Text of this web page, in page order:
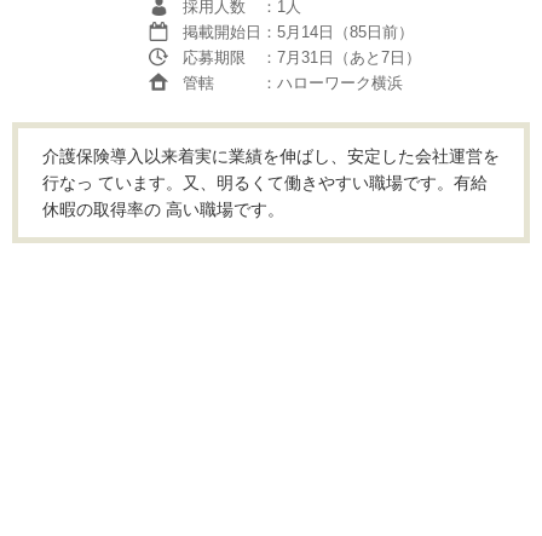
採用人数
：1人
掲載開始日 ：5月14日（85日前）
応募期限
：7月31日（あと7日）
管轄
：ハローワーク横浜
介護保険導入以来着実に業績を伸ばし、安定した会社運営を
行なっ ています。又、明るくて働きやすい職場です。有給
休暇の取得率の 高い職場です。